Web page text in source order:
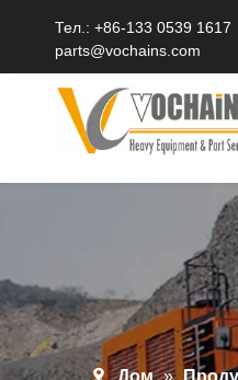
Тел.: +86-133 0539 1617
parts@vochains.com
Дом »